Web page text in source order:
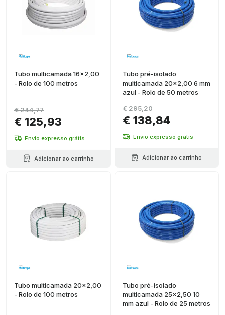
Tubo multicamada 16x2,00
- Rolo de 100 metros
€ 125,93
€ 244,77
Envio expresso grátis
Adicionar ao carrinho
Tubo pré-isolado
multicamada 20x2,00 6 mm
azul - Rolo de 50 metros
€ 138,84
€ 295,20
Envio expresso grátis
Adicionar ao carrinho
Tubo multicamada 20x2,00
- Rolo de 100 metros
Tubo pré-isolado
multicamada 25x2,50 10
mm azul - Rolo de 25 metros